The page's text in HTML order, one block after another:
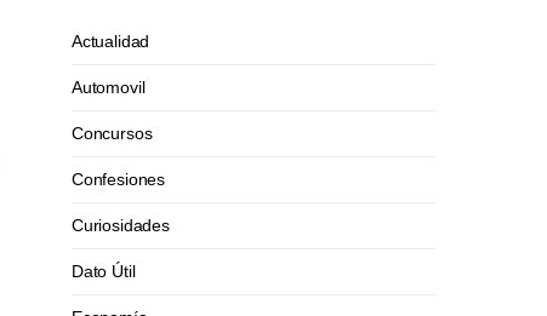
Actualidad
Automovil
Concursos
Confesiones
Curiosidades
Dato Útil